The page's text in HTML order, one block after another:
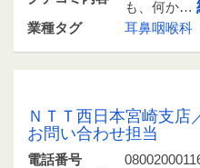
も、何か…
業種タグ 耳鼻咽喉科
ＮＴＴ西日本宮崎支店
お問い合わせ担当
電話番号